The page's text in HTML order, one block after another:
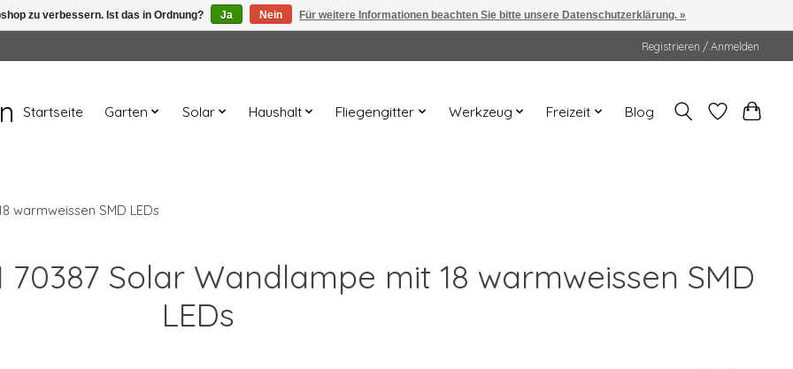
Registrieren / Anmelden
Startseite Garten Solar Haushalt Fliegengitter Werkzeug Freizeit Blog
warmweissen SMD LEDs
Solar Wandlampe mit 18 warmweissen SMD
LEDs
zu verbessern. Ist das in Ordnung? Ja Nein Für weitere Informationen beachten Sie bitte unsere Datenschutzerklärung. »